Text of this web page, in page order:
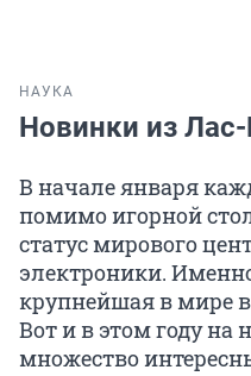
НАУКА
Новинки из Лас-
В начале января
помимо игорной
статус мирового
электроники.
крупнейшая в мире
Вот и в этом году на
множество